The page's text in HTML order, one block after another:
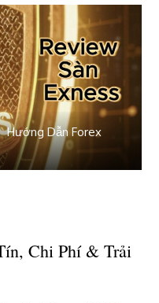
Hướng Dẫn Forex
Chi Phí & Trải